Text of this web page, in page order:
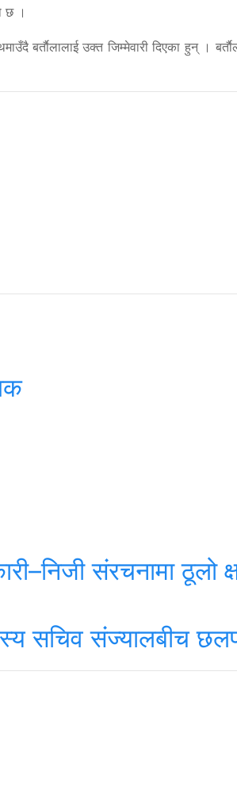
छ ।
बर्ताैलालाई उक्त जिम्मेवारी दिएका हुन्
संरचनामा ठूलो
सचिव संज्यालबीच